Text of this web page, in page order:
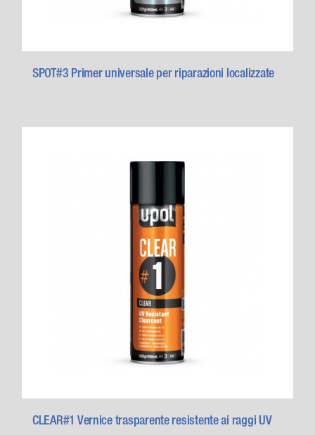
SPOT#3 Primer universale per riparazioni localizzate
CLEAR#1 Vernice trasparente resistente ai raggi UV